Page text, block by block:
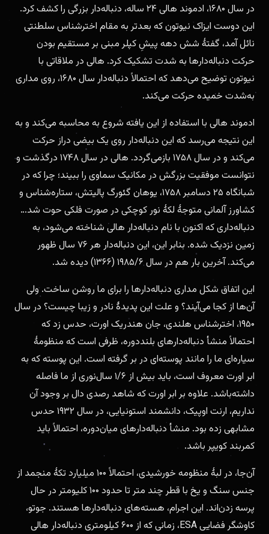
در سال ۱۶۸۰، ادموند هالی ۲۴ ساله، دنباله‌دار بزرگی را کشف کرد.
این دوست ایزاک نیوتون که بعدتر به مقام اخترشناس سلطنتی
نائل آمد، گفتهٔ شش دهه پیشِ کپلر مبنی بر مستقیم بودن
حرکت دنباله‌دارها به شدت تشکیک کرد. هالی در ملاقاتی با
نیوتون توضیح می‌دهد که احتمالاً دنباله‌دار سال ۱۶۸۰، روی مداری
به‌شدت خمیده حرکت می‌کند.
ادموند هالی با استفاده از این یافته شروع به محاسبه می‌کند و به
این نتیجه می‌رسد که این دنباله‌دار روی یک بیضی دراز حرکت
می‌کند و در سال ۱۷۵۸ بازمی‌گردد. هالی در سال ۱۷۴۸ درگذشت و
نتوانست موفقیت بزرگش در مکانیک سماوی را ببیند؛ چرا که در
شبانگاه ۲۵ دسامبر ۱۷۵۸، یوهان گئورگ پالیتش، ستاره‌شناس و
کشاورز آلمانی متوجهٔ لکهٔ نور کوچکی در صورت فلکی حوت شد…
دنباله‌داری که اکنون با نام دنباله‌دار هالی شناخته می‌شود، به
زمین نزدیک شده. بنابر این، این دنباله‌دار هر ۷۶ سال ظهور
می‌کند. آخرین بار هم در سال ۱۹۸۵/۶ (۱۳۶۶) دیده شد.
این اتفاق شکل مداری دنباله‌دارها را برای ما روشن ساخت. ولی
آن‌ها از کجا می‌آیند؟ و علت این پدیدهٔ نادر و زیبا چیست؟ در سال
۱۹۵۰، اخترشناس هلندی، جان هندریک اورت، حدس زد که
احتمالاً منشأ دنباله‌دارهای بلنددوره، ظرفی است که منظومهٔ
سیاره‌ای ما را مانند پوسته‌ای در بر گرفته است. این پوسته که به
ابر اورت معروف است، باید بیش از ۱/۶ سال‌نوری از ما فاصله
داشته‌باشد. علاوه بر ابر اورت که شاهد رصدی دال بر وجود آن
نداریم، ارنت اوپیک، دانشمند استونیایی، در سال ۱۹۳۲ حدس
مشابهی زده بود. منشأ دنباله‌دارهای میان‌دوره، احتمالاً باید
کمربند کویپر باشد.
آن‌جا، در لبهٔ منظومه خورشیدی، احتمالاً ۱۰۰ میلیارد تکهٔ منجمد از
جنس سنگ و یخ با قطر چند متر تا حدود ۱۰۰ کلیومتر در حال
پرسه زدن‌اند. این اجرام، هسته‌های دنباله‌دارها هستند. جوتو،
کاوشگر فضایی ESA، زمانی که از ۶۰۰ کیلومتری دنباله‌دار هالی